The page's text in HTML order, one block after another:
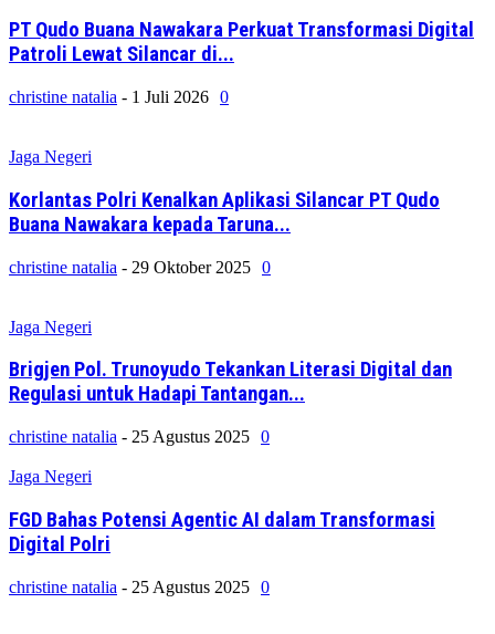
PT Qudo Buana Nawakara Perkuat Transformasi Digital
Patroli Lewat Silancar di...
christine natalia - 1 Juli 2026 0
Jaga Negeri
Korlantas Polri Kenalkan Aplikasi Silancar PT Qudo
Buana Nawakara kepada Taruna...
christine natalia - 29 Oktober 2025 0
Jaga Negeri
Brigjen Pol. Trunoyudo Tekankan Literasi Digital dan
Regulasi untuk Hadapi Tantangan...
christine natalia - 25 Agustus 2025 0
Jaga Negeri
FGD Bahas Potensi Agentic AI dalam Transformasi
Digital Polri
christine natalia - 25 Agustus 2025 0